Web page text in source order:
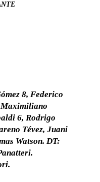
8, Federico
6, Rodrigo
Tévez, Juani
Watson. DT: